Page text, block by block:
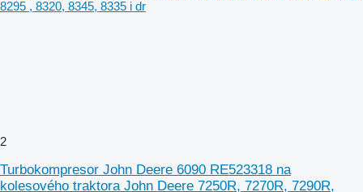
2
Turbokompresor John Deere 6090 RE523318 na
kolesového traktora John Deere 7250R, 7270R, 7290R,